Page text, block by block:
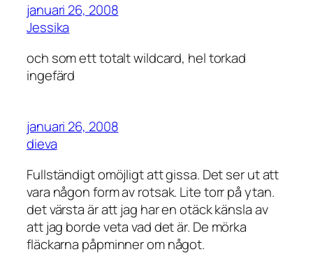
januari 26, 2008
Jessika
och som ett totalt wildcard, hel torkad
ingefärd
januari 26, 2008
dieva
Fullständigt omöjligt att gissa. Det ser ut att
vara någon form av rotsak. Lite torr på ytan.
det värsta är att jag har en otäck känsla av
att jag borde veta vad det är. De mörka
fläckarna påpminner om något.